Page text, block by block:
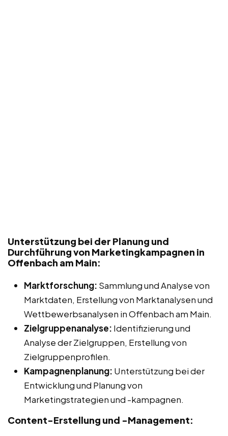
Unterstützung bei der Planung und
Durchführung von Marketingkampagnen in
Offenbach am Main:
Marktforschung: Sammlung und Analyse von
Marktdaten, Erstellung von Marktanalysen und
Wettbewerbsanalysen in Offenbach am Main.
Zielgruppenanalyse: Identifizierung und
Analyse der Zielgruppen, Erstellung von
Zielgruppenprofilen.
Kampagnenplanung: Unterstützung bei der
Entwicklung und Planung von
Marketingstrategien und -kampagnen.
Content-Erstellung und -Management: